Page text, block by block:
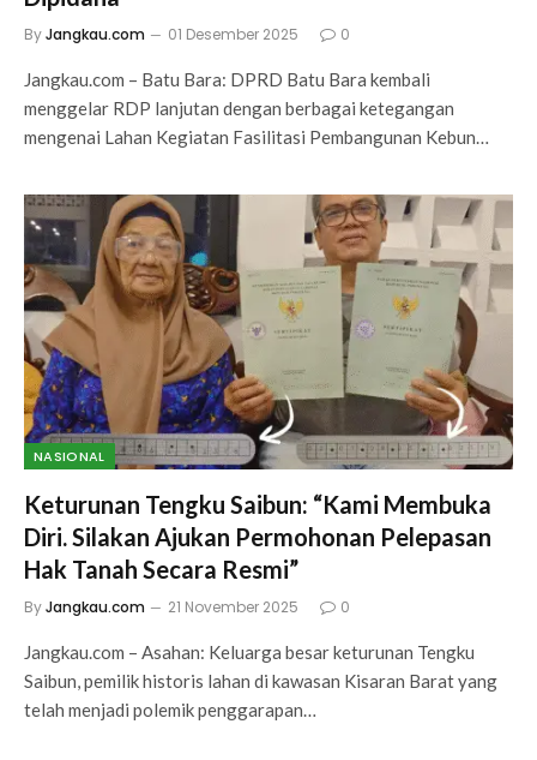
ByJangkau.com 01 Desember 2025 0
Jangkau.com – Batu Bara: DPRD Batu Bara kembali
menggelar RDP lanjutan dengan berbagai ketegangan
mengenai Lahan Kegiatan Fasilitasi Pembangunan Kebun…
NASIONAL
Keturunan Tengku Saibun: “Kami Membuka
Diri. Silakan Ajukan Permohonan Pelepasan
Hak Tanah Secara Resmi”
ByJangkau.com 21 November 2025 0
Jangkau.com – Asahan: Keluarga besar keturunan Tengku
Saibun, pemilik historis lahan di kawasan Kisaran Barat yang
telah menjadi polemik penggarapan…